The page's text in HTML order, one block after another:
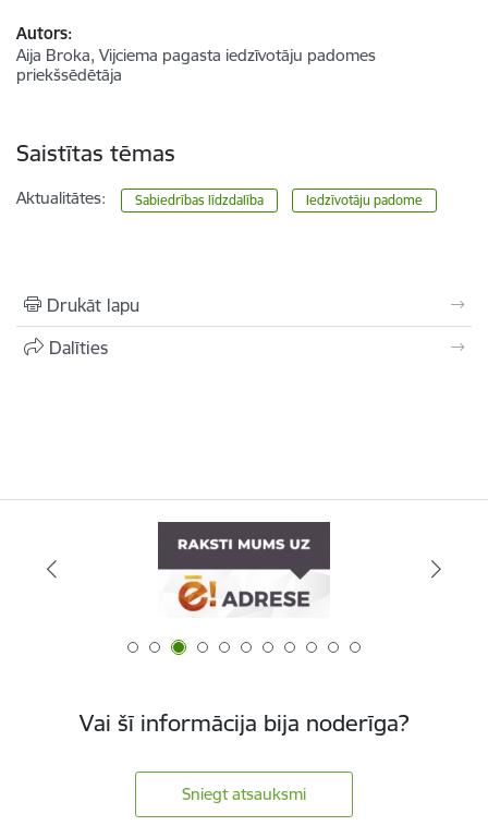
Autors:
Aija Broka, Vijciema pagasta iedzīvotāju padomes
priekšsēdētāja
Saistītas tēmas
Aktualitātes: Sabiedrības līdzdalība Iedzīvotāju padome
Drukāt lapu
Dalīties
Vai šī informācija bija noderīga?
Sniegt atsauksmi